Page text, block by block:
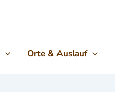
Orte & Auslauf